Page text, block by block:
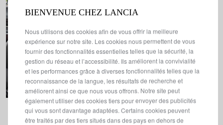
CONFORT
BIENVENUE CHEZ LANCIA
Nous utilisons des cookies afin de vous offrir la meilleure
expérience sur notre site. Les cookies nous permettent de vous
fournir des fonctionnalités essentielles telles que la sécurité, la
gestion du réseau et l’accessibilité. Ils améliorent la convivialité
et les performances grâce à diverses fonctionnalités telles que la
reconnaissance de la langue, les résultats de recherche et
améliorent ainsi ce que nous vous offrons. Notre site peut
également utiliser des cookies tiers pour envoyer des publicités
qui vous sont davantage adaptées. Certains cookies peuvent
être traités par des tiers situés dans des pays en dehors de